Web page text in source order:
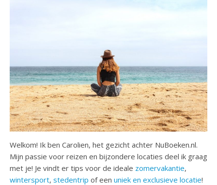
Welkom! Ik ben Carolien, het gezicht achter NuBoeken.nl.
Mijn passie voor reizen en bijzondere locaties deel ik graag
met je! Je vindt er tips voor de ideale zomervakantie,
wintersport, stedentrip of een uniek en exclusieve locatie!